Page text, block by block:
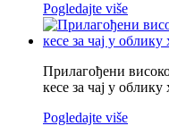
Pogledajte više
Прилагођени
кесе за чај у облику
Pogledajte više